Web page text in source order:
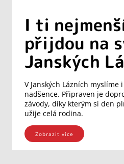
I ti
přijdou na
Janských
V Janských Lázních
nadšence. Připraven je
závody, díky kterým si den
užije celá rodina.
Zobrazit více